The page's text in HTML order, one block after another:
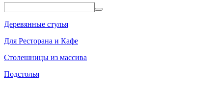
Деревянные стулья
Для Ресторана и Кафе
Столешницы из массива
Подстолья